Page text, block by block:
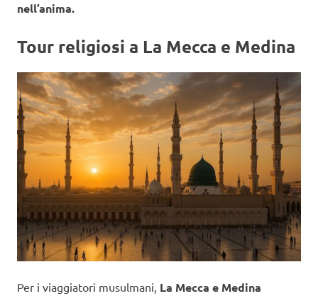
nell’anima.
Tour religiosi a La Mecca e Medina
Per i viaggiatori musulmani, La Mecca e Medina